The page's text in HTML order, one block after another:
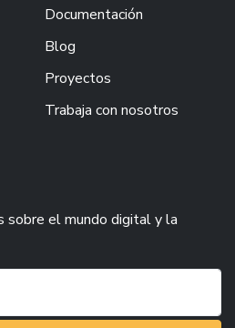
Documentación
Blog
Proyectos
Trabaja con nosotros
sobre el mundo digital y la